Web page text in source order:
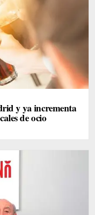
y ya incrementa
de ocio